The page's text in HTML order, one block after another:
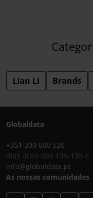
Lian Li Brands
Globaldata
+351 300 600 520
dias úteis das 10h-13h e
info@globaldata.pt
As nossas comunidades